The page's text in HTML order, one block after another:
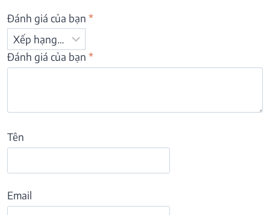
Đánh giá của bạn *
Đánh giá của bạn *
Tên
Email